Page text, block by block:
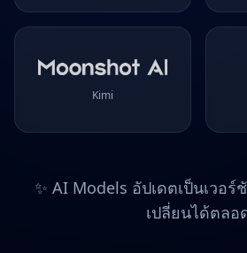
Kimi
✨ AI Models อัปเดตเป็นเวอร์
เปลี่ยนได้ตลอ